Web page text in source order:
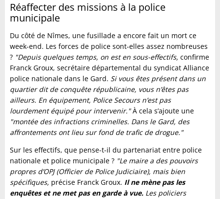
Réaffecter des missions à la police
municipale
Du côté de Nîmes, une fusillade a encore fait un mort ce
week-end. Les forces de police sont-elles assez nombreuses
? "Depuis quelques temps, on est en sous-effectifs, confirme
Franck Groux, secrétaire départemental du syndicat Alliance
police nationale dans le Gard. Si vous êtes présent dans un
quartier dit de conquête républicaine, vous n’êtes pas
ailleurs. En équipement, Police Secours n’est pas
lourdement équipé pour intervenir."À cela s’ajoute une
"montée des infractions criminelles. Dans le Gard, des
affrontements ont lieu sur fond de trafic de drogue."
Sur les effectifs, que pense-t-il du partenariat entre police
nationale et police municipale ? "Le maire a des pouvoirs
propres d’OPJ (Officier de Police Judiciaire), mais bien
spécifiques, précise Franck Groux. Il ne mène pas les
enquêtes et ne met pas en garde à vue. Les policiers